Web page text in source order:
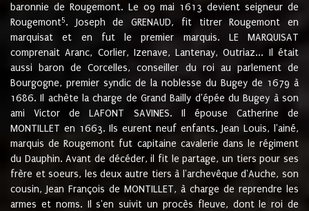
baronnie de Rougemont. Le 09 mai 1613 devient seigneur de
Rougemont5. Joseph de GRENAUD, fit titrer Rougemont en
marquisat et en fut le premier marquis. LE MARQUISAT
comprenait Aranc, Corlier, Izenave, Lantenay, Outriaz... Il était
aussi baron de Corcelles, conseiller du roi au parlement de
Bourgogne, premier syndic de la noblesse du Bugey de 1679 à
1686. Il achète la charge de Grand Bailly d'épée du Bugey à son
ami Victor de LAFONT SAVINES. Il épouse Catherine de
MONTILLET en 1663. Ils eurent neuf enfants. Jean Louis, l'ainé,
marquis de Rougemont fut capitaine cavalerie dans le régiment
du Dauphin. Avant de décéder, il fit le partage, un tiers pour ses
frère et soeurs, les deux autre tiers à l'archevêque d'Auche, son
cousin, Jean François de MONTILLET, à charge de reprendre les
armes et noms. Il s'en suivit un procès fleuve, dont le roi de